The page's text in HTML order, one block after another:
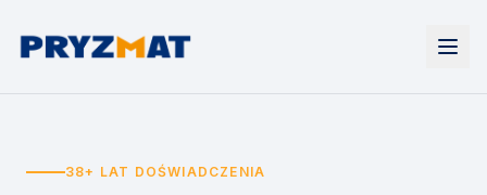
Urządzenia
38+ LAT DOŚWIADCZENIA